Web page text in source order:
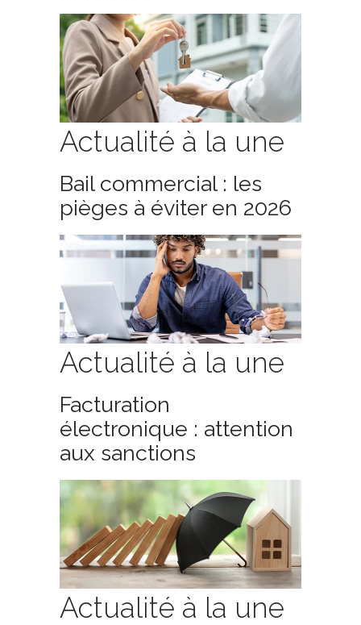
Actualité à la une
Bail commercial : les
pièges à éviter en 2026
Actualité à la une
Facturation
électronique : attention
aux sanctions
Actualité à la une